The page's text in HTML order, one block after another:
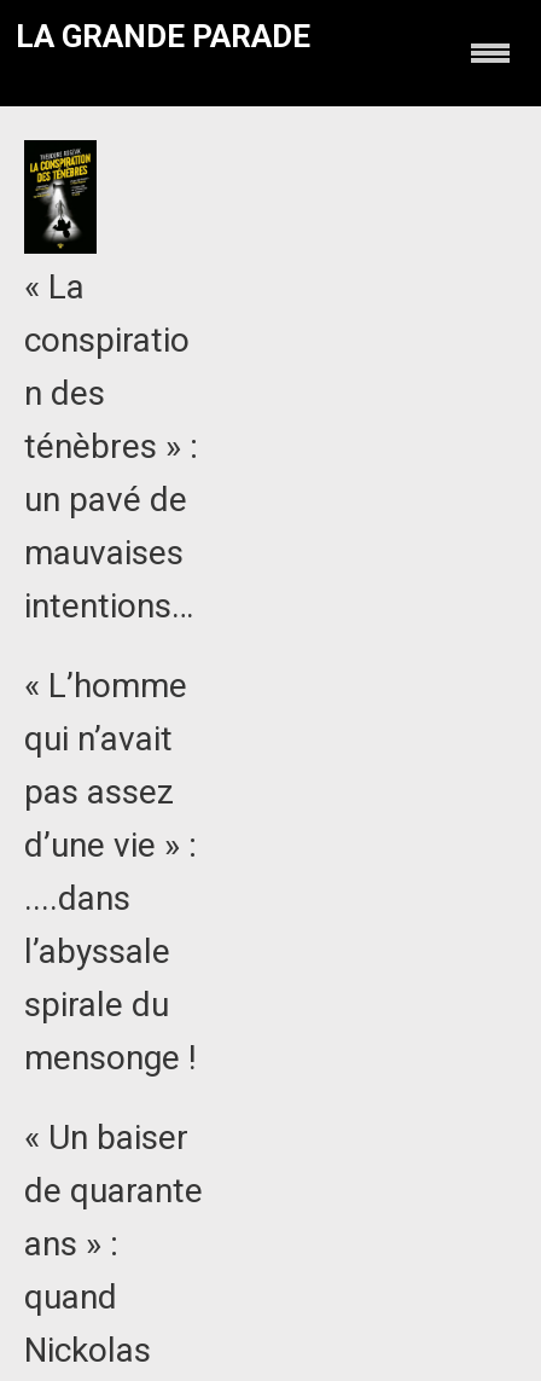
LA GRANDE PARADE
« La
conspiratio
n des
ténèbres » :
un pavé de
mauvaises
intentions…
« L’homme
qui n’avait
pas assez
d’une vie » :
....dans
l’abyssale
spirale du
mensonge !
« Un baiser
de quarante
ans » :
quand
Nickolas